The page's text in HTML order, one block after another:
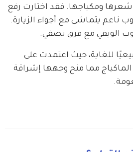
ومكياجها. فقد اختارت رفع
ناعم يتماشى مع أجواء الزيارة.
الويفي مع فرق نصفي.
للغاية، حيث اعتمدت على
مما منح وجهها إشراقة